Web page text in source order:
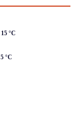
15 °C
5 °C